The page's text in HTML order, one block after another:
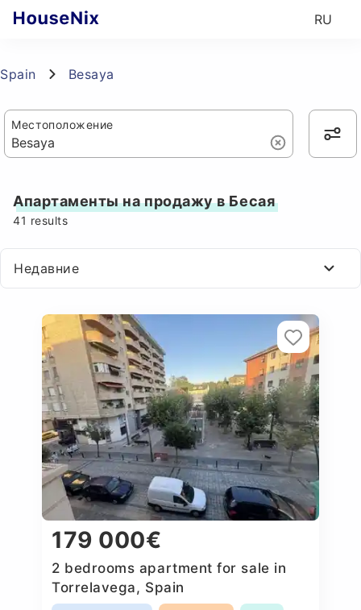
RU
Spain Besaya
Местоположение
Апартаменты на продажу в Бесая
41 results
Недавние
179 000€
2 bedrooms apartment for sale in
Torrelavega, Spain